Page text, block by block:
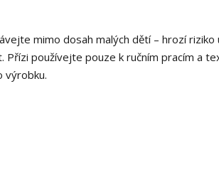
mimo dosah malých dětí – hrozí
Přízi používejte pouze k ručním pracím a
výrobku.